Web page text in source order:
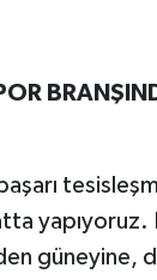
yapıyoruz.
güneyine,